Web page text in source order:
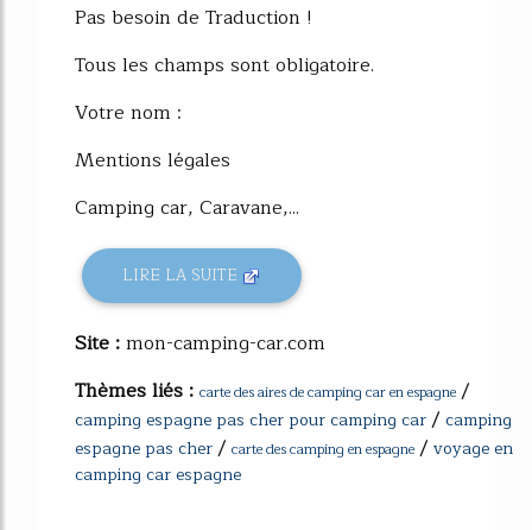
Pas besoin de Traduction !
Tous les champs sont obligatoire.
Votre nom :
Mentions légales
Camping car, Caravane,...
LIRE LA SUITE
Site :mon-camping-car.com
Thèmes liés : carte des aires de camping car en espagne /
camping espagne pas cher pour camping car/ camping
espagne pas cher/ carte des camping en espagne / voyage en
camping car espagne